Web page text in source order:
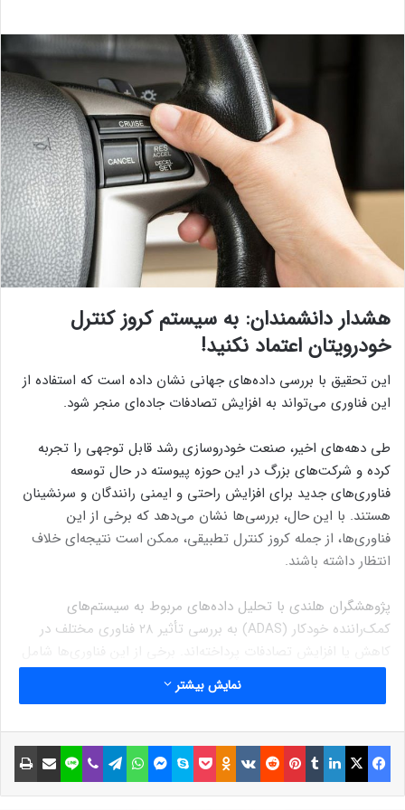
هشدار دانشمندان: به سیستم کروز کنترل
خودرویتان اعتماد نکنید!
این تحقیق با بررسی داده‌های جهانی نشان داده است که استفاده از
این فناوری می‌تواند به افزایش تصادفات جاده‌ای منجر شود.
طی دهه‌های اخیر، صنعت خودروسازی رشد قابل توجهی را تجربه
کرده و شرکت‌های بزرگ در این حوزه پیوسته در حال توسعه
فناوری‌های جدید برای افزایش راحتی و ایمنی رانندگان و سرنشینان
هستند. با این حال، بررسی‌ها نشان می‌دهد که برخی از این
فناوری‌ها، از جمله کروز کنترل تطبیقی، ممکن است نتیجه‌ای خلاف
انتظار داشته باشند.
پژوهشگران هلندی با تحلیل داده‌های مربوط به سیستم‌های
کمک‌راننده خودکار (ADAS) به بررسی تأثیر ۲۸ فناوری مختلف در
کاهش یا افزایش تصادفات پرداخته‌اند. برخی از این فناوری‌ها شامل
سیستم نظارت بر فشار باد تایرها، دوربین‌های کمکی، سامانه‌های
ناوبری و هشدار نقاط کور هستند. یافته‌های این تحقیق نشان داده
خطوط، میزان تصادفات را تا ۱۹.۱ درصد کاهش داده و سیستم نظارت
بر راننده نیز توانسته احتمال وقوع تصادف را ۱۴ درصد کاهش دهد.
نمایش بیشتر
فیسبوک ایکس لینکداین تامبلر پینتریست Reddit
VKontakte
Odnoklassniki پاکت اسکایپ مسنجر واتس آپ تلگرام وایبر لاین اشتراک گذاری با ایمیل